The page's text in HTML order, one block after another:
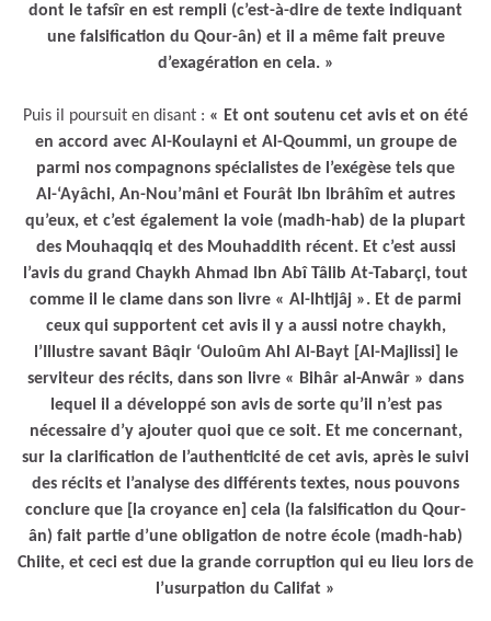
dont le tafsîr en est rempli (c’est-à-dire de texte indiquant
une falsification du Qour-ân) et il a même fait preuve
d’exagération en cela. »
Puis il poursuit en disant : « Et ont soutenu cet avis et on été
en accord avec Al-Koulayni et Al-Qoummi, un groupe de
parmi nos compagnons spécialistes de l’exégèse tels que
Al-‘Ayâchi, An-Nou’mâni et Fourât Ibn Ibrâhîm et autres
qu’eux, et c’est également la voie (madh-hab) de la plupart
des Mouhaqqiq et des Mouhaddith récent. Et c’est aussi
l’avis du grand Chaykh Ahmad Ibn Abî Tâlib At-Tabarçi, tout
comme il le clame dans son livre « Al-Ihtijâj ». Et de parmi
ceux qui supportent cet avis il y a aussi notre chaykh,
l’Illustre savant Bâqir ‘Ouloûm Ahl Al-Bayt [Al-Majlissi] le
serviteur des récits, dans son livre « Bihâr al-Anwâr » dans
lequel il a développé son avis de sorte qu’il n’est pas
nécessaire d’y ajouter quoi que ce soit. Et me concernant,
sur la clarification de l’authenticité de cet avis, après le suivi
des récits et l’analyse des différents textes, nous pouvons
conclure que [la croyance en] cela (la falsification du Qour-
ân) fait partie d’une obligation de notre école (madh-hab)
Chiite, et ceci est due la grande corruption qui eu lieu lors de
l’usurpation du Califat »